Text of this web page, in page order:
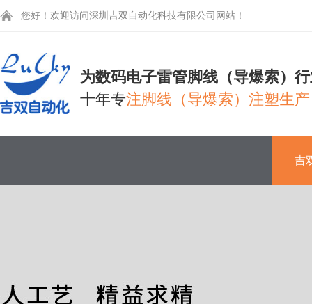
您好！欢迎访问深圳吉双自动化科技有限公司网站！
为数码电子雷管脚线（导爆索）
十年专注脚线（导爆索）注塑生产
吉